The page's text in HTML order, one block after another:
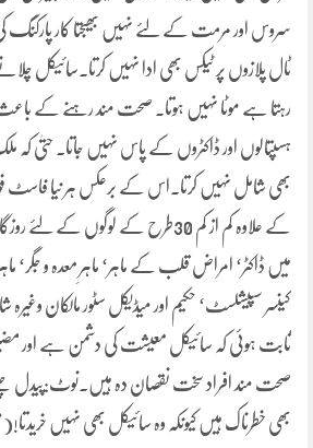
سروس اور مرمت کے لئے نہیں بھیجتا کار پارکنگ
ٹال پلازوں پر ٹیکس بھی ادا نہیں کرتا۔سائیکل
رہتا ہے موٹا نہیں ہوتا۔ صحت مند رہنے کے باعث
ہسپتالوں اور ڈاکٹروں کے پاس نہیں جاتا۔ حتیٰ
بھی شامل نہیں کرتا۔اس کے برعکس ہر نیا فاسٹ
کے علاوہ کم از کم 30طرح کے لوگوں کے
میں ڈاکٹر‘ امراض قلب کے ماہر‘ ماہرِ معدہ و جگر‘
کینسر سپیشلسٹ‘ حکیم اور میڈیکل سٹور مالکان
ثابت ہوئی کہ سائیکل معیشت کی دشمن ہے اور
صحت مند افراد سخت نقصان دہ ہیں۔نوٹ:پیدل
بھی خطرناک ہیں کیونکہ وہ سائیکل بھی نہیں